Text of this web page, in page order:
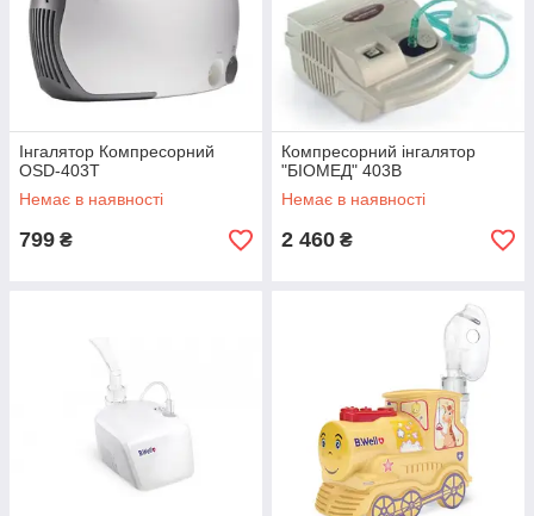
Інгалятор Компресорний
OSD-403T
Немає в наявності
799 ₴
Компресорний інгалятор
"БІОМЕД" 403В
Немає в наявності
2 460 ₴